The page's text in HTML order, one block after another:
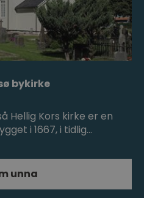
bykirke
Hellig Kors kirke er en
i 1667, i tidlig…
unna